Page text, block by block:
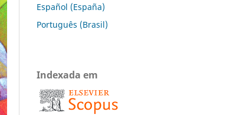
Español (España)
Português (Brasil)
Indexada em